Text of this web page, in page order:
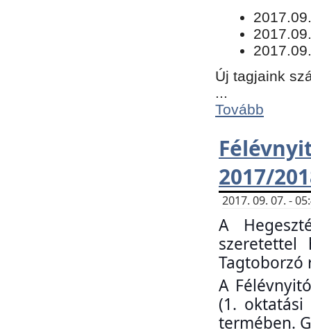
Új tagjaink
Tovább
2017/
2017. 09. 07. -
A
Tagtoborzó
A
(1. oktatási
termében.